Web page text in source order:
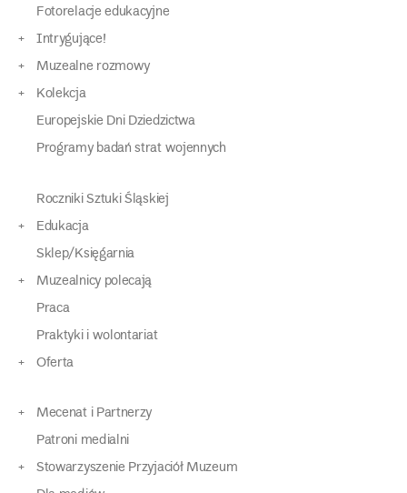
Fotorelacje edukacyjne
Intrygujące!
Muzealne rozmowy
Kolekcja
Europejskie Dni Dziedzictwa
Programy badań strat wojennych
Roczniki Sztuki Śląskiej
Edukacja
Sklep/Księgarnia
Muzealnicy polecają
Praca
Praktyki i wolontariat
Oferta
Mecenat i Partnerzy
Patroni medialni
Stowarzyszenie Przyjaciół Muzeum